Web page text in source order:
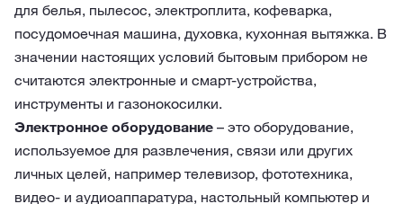
для белья, пылесос, электроплита, кофеварка,
посудомоечная машина, духовка, кухонная вытяжка. В
значении настоящих условий бытовым прибором не
считаются электронные и смарт-устройства,
инструменты и газонокосилки.
Электронное оборудование – это оборудование,
используемое для развлечения, связи или других
личных целей, например телевизор, фототехника,
видео- и аудиоаппаратура, настольный компьютер и